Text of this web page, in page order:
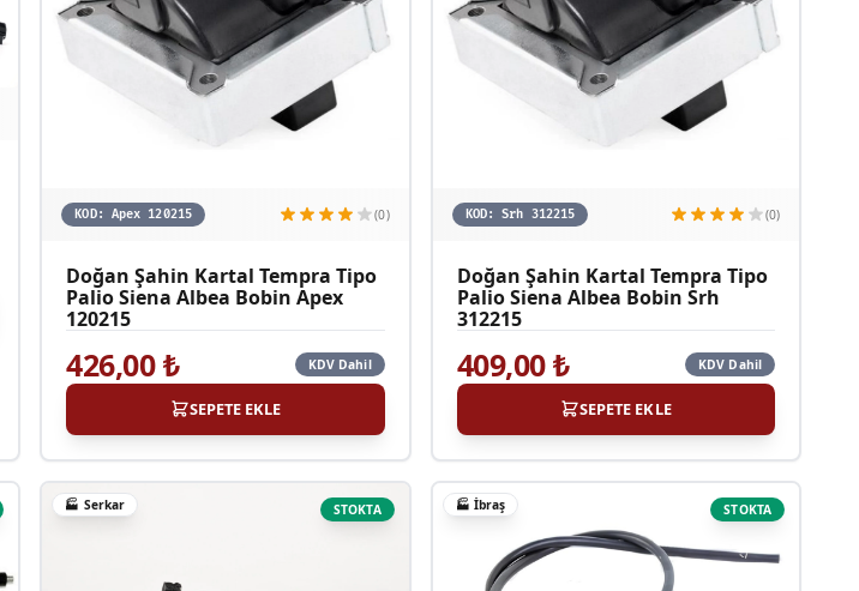
KOD: Apex 120215 (0)
Doğan Şahin Kartal Tempra Tipo
Palio Siena Albea Bobin Apex
120215
426,00₺ KDV Dahil
SEPETE EKLE
KOD:Srh 312215 (0)
Doğan Şahin Kartal Tempra Tipo
Palio Siena Albea Bobin Srh
312215
409,00₺ KDV Dahil
SEPETE EKLE
STOKTA
🏭 Serkar STOKTA
🏭 İbraş